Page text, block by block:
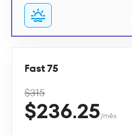
Fast 75
$315
$236.25/mês